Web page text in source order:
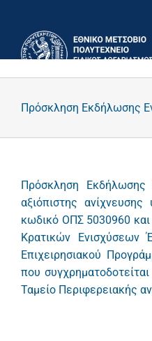
περιεχόμενο
Πρόσκληση Εκδήλωσης
Πρόσκληση Εκδήλωσης
αξιόπιστης
κωδικό ΟΠΣ 5030960
Κρατικών Ενισχύσεων
Επιχειρησιακού
που
Ταμείο Περιφερειακής